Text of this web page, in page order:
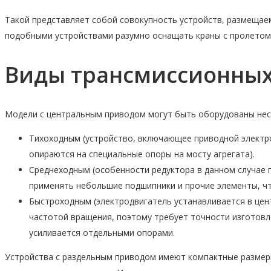
Такой представляет собой совокупность устройств,
подобными устройствами разумно оснащать краны с
Виды
Модели с центральным приводом могут быть оборудованы
Тихоходным (устройство, включающее приводной
опираются на специальные опоры на мосту агрегата).
Среднеходным (особенности редуктора в данном
применять небольшие подшипники и прочие элементы,
Быстроходным (электродвигатель устанавливается в
частотой вращения, поэтому требует точности
усиливается отдельными опорами.
Устройства с раздельным приводом имеют компактные